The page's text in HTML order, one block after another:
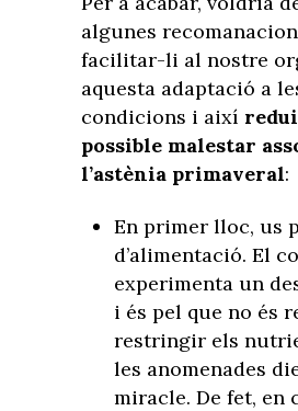
algunes
facilitar-li al nostre
aquesta adaptació a
condicions i així
possible malestar
l’astènia primaveral:
En primer lloc, us
d’alimentació. El
experimenta un
i és pel que no és
restringir els
les anomenades
miracle. De fet, en